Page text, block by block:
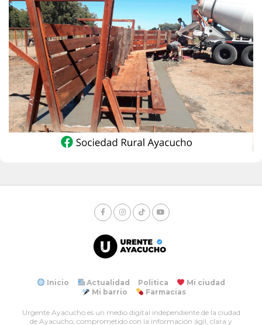
Inicio Actualidad Politica
Mi ciudad
Mi barrio
Farmacias
Urgente Ayacucho es un medio digital independiente de la ciudad
de Ayacucho, comprometido con la información ágil, clara y